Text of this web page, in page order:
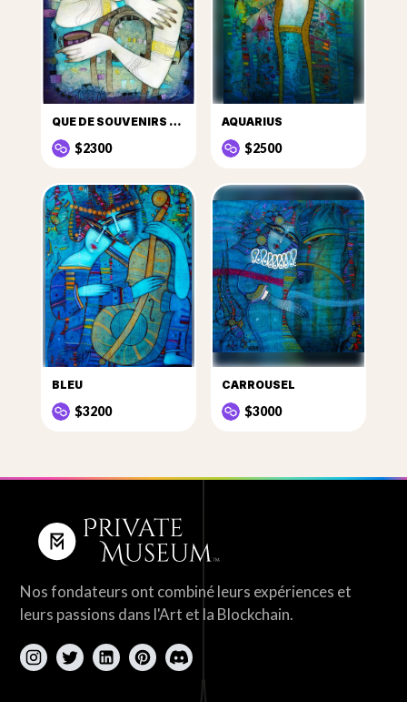
QUE DE SOUVENIRS DANS CETTE TASSE DE CAFÉ...
$2300
AQUARIUS
$2500
BLEU
$3200
CARROUSEL
$3000
Nos fondateurs ont combiné leurs expériences et
leurs passions dans l'Art et la Blockchain.